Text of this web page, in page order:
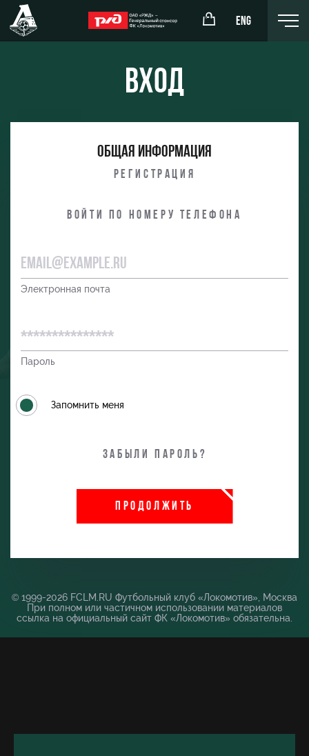
ENG
Организация мероприятий
Аренда площадей
Вход
Общая информация
Регистрация
Войти по номеру телефона
Электронная почта
Пароль
Запомнить меня
Забыли пароль?
ПРОДОЛЖИТЬ
© 1999-2026 FCLM.RU Футбольный клуб «Локомотив», Москва
При полном или частичном использовании материалов
ссылка на официальный сайт ФК «Локомотив» обязательна.